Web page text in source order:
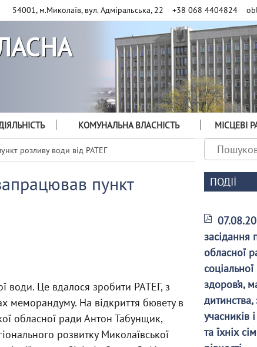
54001, м.Миколаїв, вул. Адміральська, 22 +38 068 4404824
КОМУНАЛЬНА ВЛАСНІСТЬ МІСЦЕВІ
розливу води від РАТЕГ
пункт
води. Це вдалося зробити РАТЕГ, з
меморандуму. На відкриття бювету в
обласної ради Антон Табунщик,
розвитку Миколаївської
ПОДІЇ
засідання
обласної
здоров’я,
дитинства,
учасників
та їхніх